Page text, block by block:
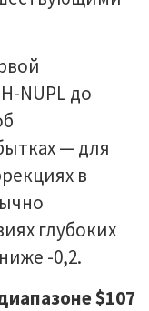
NUPL до
— для
в
глубоких
-0,2.
$107